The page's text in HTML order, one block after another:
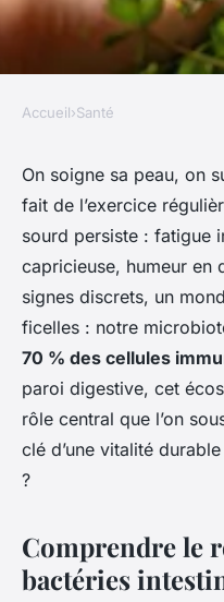
Découvrez 7
booster
intestinal
Luigi•17/06/2026 14:52•
Accueil›Santé
On soigne sa peau, on
fait de l’exercice
sourd persiste : fatigue
capricieuse, humeur en
signes discrets, un
ficelles : notre
70 % des cellules
paroi digestive, cet
rôle central que l’on
clé d’une vitalité
?
Comprendre le
bactéries